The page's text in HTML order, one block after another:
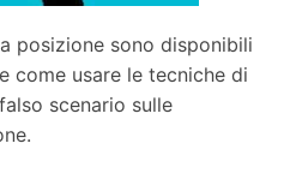
posizione sono disponibili
come usare le tecniche di
scenario sulle